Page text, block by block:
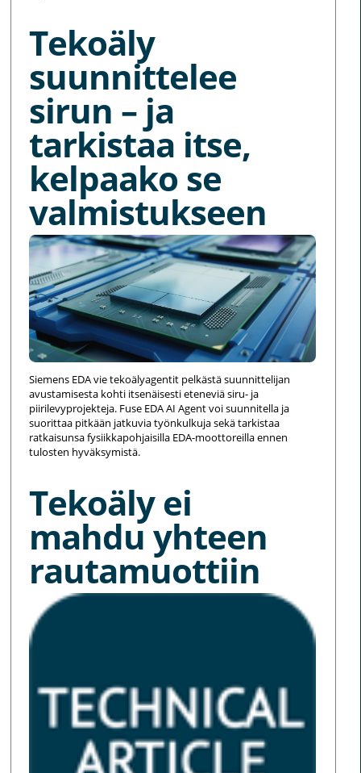
Tekoäly
suunnittelee
sirun – ja
tarkistaa itse,
kelpaako se
valmistukseen
Siemens EDA vie tekoälyagentit pelkästä suunnittelijan
avustamisesta kohti itsenäisesti eteneviä siru- ja
piirilevyprojekteja. Fuse EDA AI Agent voi suunnitella ja
suorittaa pitkään jatkuvia työnkulkuja sekä tarkistaa
ratkaisunsa fysiikkapohjaisilla EDA-moottoreilla ennen
tulosten hyväksymistä.
Tekoäly ei
mahdu yhteen
rautamuottiin